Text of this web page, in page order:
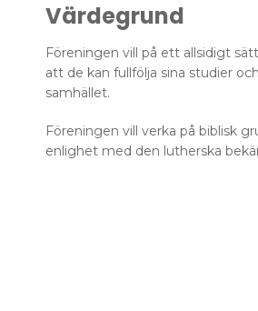
Värdegrund
Föreningen vill på ett allsidigt
att de kan fullfölja sina studier
samhället.
Föreningen vill verka på biblisk
enlighet med den lutherska